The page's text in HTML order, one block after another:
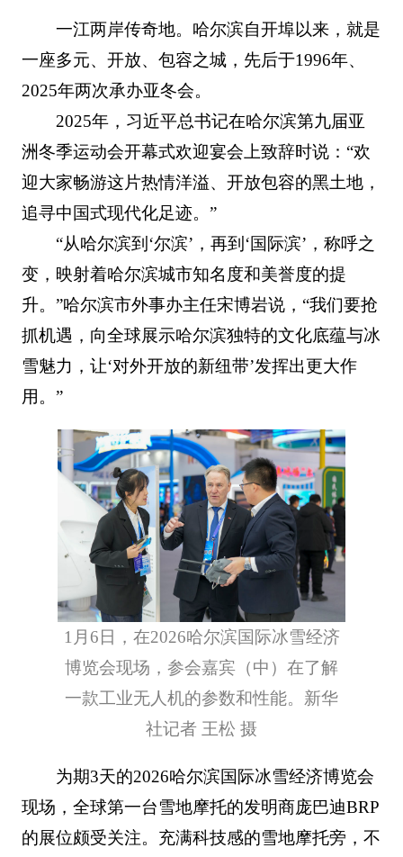
一江两岸传奇地。哈尔滨自开埠以来，就是
一座多元、开放、包容之城，先后于1996年、
2025年两次承办亚冬会。
2025年，习近平总书记在哈尔滨第九届亚
洲冬季运动会开幕式欢迎宴会上致辞时说：“欢
迎大家畅游这片热情洋溢、开放包容的黑土地，
追寻中国式现代化足迹。”
“从哈尔滨到‘尔滨’，再到‘国际滨’，称呼之
变，映射着哈尔滨城市知名度和美誉度的提
升。”哈尔滨市外事办主任宋博岩说，“我们要抢
抓机遇，向全球展示哈尔滨独特的文化底蕴与冰
雪魅力，让‘对外开放的新纽带’发挥出更大作
用。”
1月6日，在2026哈尔滨国际冰雪经济
博览会现场，参会嘉宾（中）在了解
一款工业无人机的参数和性能。新华
社记者 王松 摄
为期3天的2026哈尔滨国际冰雪经济博览会
现场，全球第一台雪地摩托的发明商庞巴迪BRP
的展位颇受关注。充满科技感的雪地摩托旁，不